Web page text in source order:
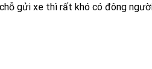
gửi xe thì rất khó có đông